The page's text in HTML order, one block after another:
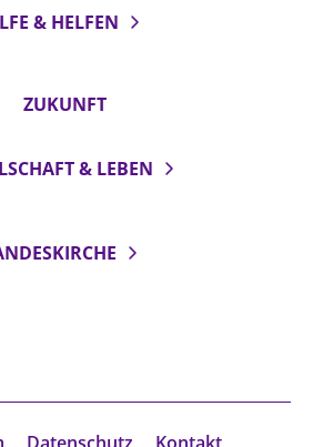
& HELFEN
ZUKUNFT
& LEBEN